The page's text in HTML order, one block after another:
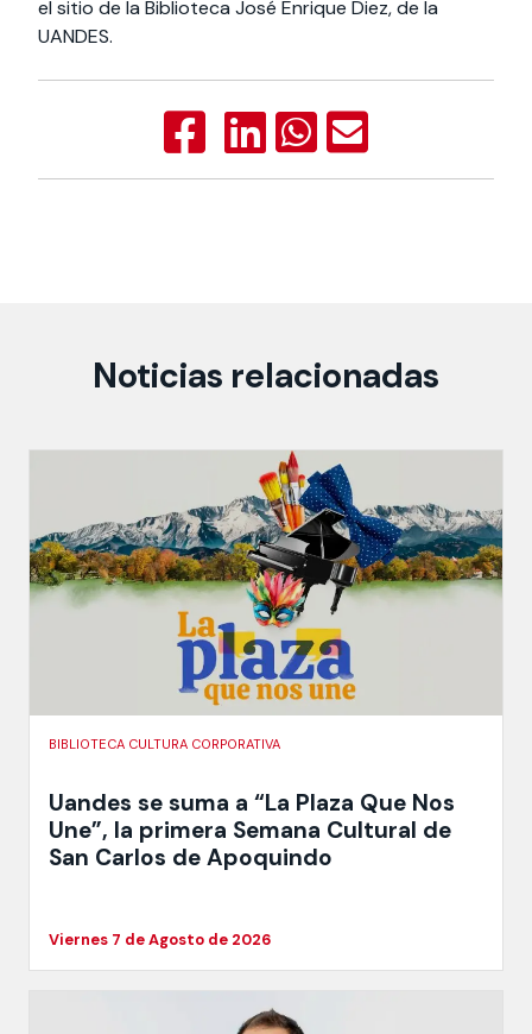
el sitio de la Biblioteca José Enrique Diez, de la
UANDES.
Noticias relacionadas
BIBLIOTECA CULTURA CORPORATIVA
Uandes se suma a “La Plaza Que Nos
Une”, la primera Semana Cultural de
San Carlos de Apoquindo
Viernes 7 de Agosto de 2026